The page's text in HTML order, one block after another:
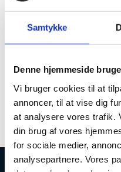
Samtykke
Denne hjemmeside
Vi bruger cookies til at
annoncer, til at vise dig
at analysere vores trafik.
din brug af vores
for sociale medier,
analysepartnere. Vores
overblik over
2020.
Hold dig opdateret med
nyhedsbrevet nu.
Du kan tilmelde
til bunden af